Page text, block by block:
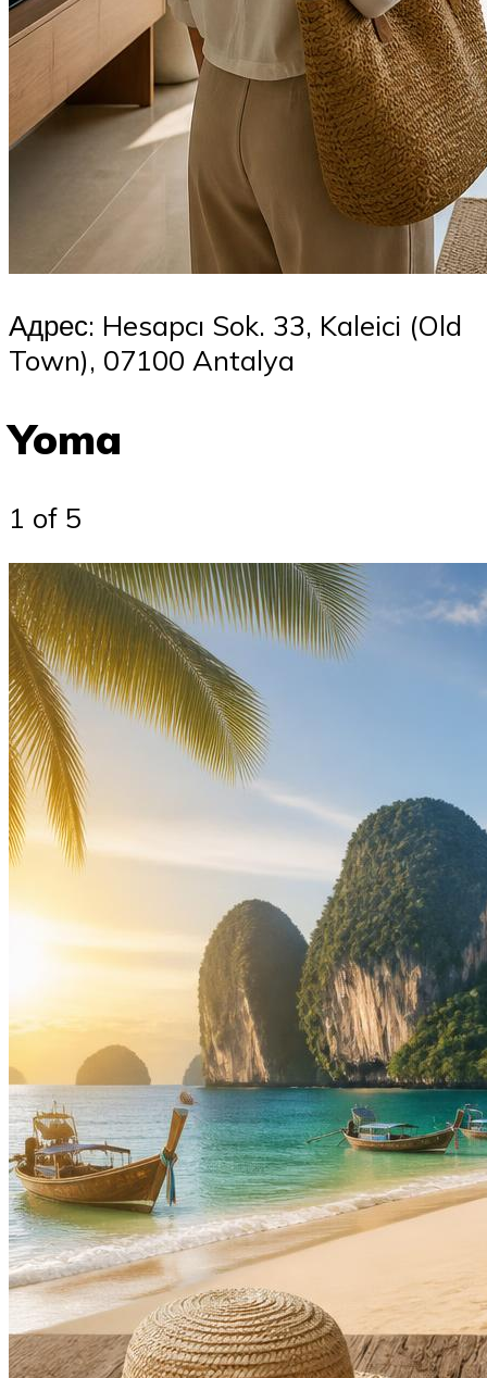
Адрес: Hesapcı Sok. 33, Kaleici (Old
Town), 07100 Antalya
Yoma
1 of 5